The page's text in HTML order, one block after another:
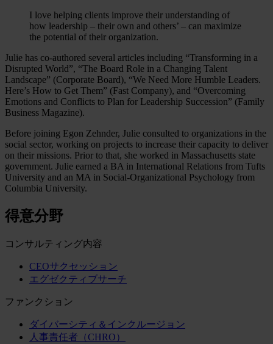
I love helping clients improve their understanding of
how leadership – their own and others’ – can maximize
the potential of their organization.
Julie has co-authored several articles including “Transforming in a
Disrupted World”, “The Board Role in a Changing Talent
Landscape” (Corporate Board), “We Need More Humble Leaders.
Here’s How to Get Them” (Fast Company), and “Overcoming
Emotions and Conflicts to Plan for Leadership Succession” (Family
Business Magazine).
Before joining Egon Zehnder, Julie consulted to organizations in the
social sector, working on projects to increase their capacity to deliver
on their missions. Prior to that, she worked in Massachusetts state
government. Julie earned a BA in International Relations from Tufts
University and an MA in Social-Organizational Psychology from
Columbia University.
得意分野
コンサルティング内容
CEOサクセッション
エグゼクティブサーチ
ファンクション
ダイバーシティ＆インクルージョン
人事責任者（CHRO）